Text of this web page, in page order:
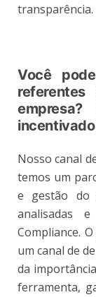
transparência.
Você
Nosso canal
temos um
e gestão do
analisadas
Compliance.
um canal de
da
ferramenta,